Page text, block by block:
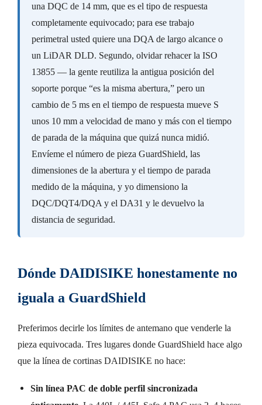
una DQC de 14 mm, que es el tipo de respuesta
completamente equivocado; para ese trabajo
perimetral usted quiere una DQA de largo alcance o
un LiDAR DLD. Segundo, olvidar rehacer la ISO
13855 — la gente reutiliza la antigua posición del
soporte porque “es la misma abertura,” pero un
cambio de 5 ms en el tiempo de respuesta mueve S
unos 10 mm a velocidad de mano y más con el tiempo
de parada de la máquina que quizá nunca midió.
Envíeme el número de pieza GuardShield, las
dimensiones de la abertura y el tiempo de parada
medido de la máquina, y yo dimensiono la
DQC/DQT4/DQA y el DA31 y le devuelvo la
distancia de seguridad.
Dónde DAIDISIKE honestamente no
iguala a GuardShield
Preferimos decirle los límites de antemano que venderle la
pieza equivocada. Tres lugares donde GuardShield hace algo
que la línea de cortinas DAIDISIKE no hace:
Sin línea PAC de doble perfil sincronizada